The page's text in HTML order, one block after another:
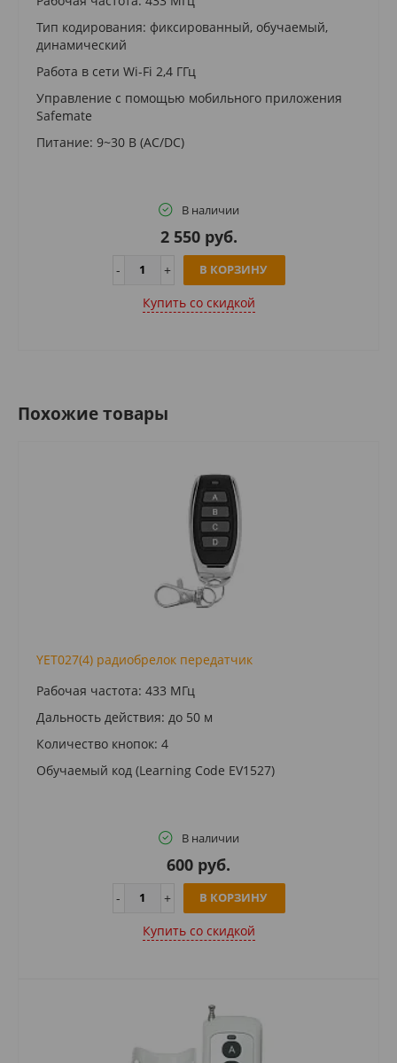
Тип кодирования: фиксированный, обучаемый,
динамический
Работа в сети Wi-Fi 2,4 ГГц
Управление с помощью мобильного приложения
Safemate
Питание: 9~30 В (AC/DC)
В наличии
2 550 руб.
В КОРЗИНУ
Купить cо скидкой
Похожие товары
YET027(4) радиобрелок передатчик
Рабочая частота: 433 МГц
Дальность действия: до 50 м
Количество кнопок: 4
Обучаемый код (Learning Code EV1527)
В наличии
600 руб.
В КОРЗИНУ
Купить cо скидкой